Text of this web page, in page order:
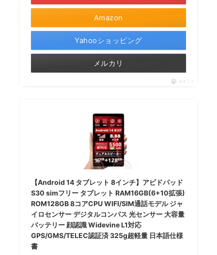
Amazon
Yahooショッピング
メルカリ
ポチップ
【Android 14 タブレット 8インチ】アビドパッド
S30 simフリー タブレット RAM16GB(6+10拡張)
ROM128GB 8コアCPU WIFI/SIM通話モデル ジャ
イロセンサー デジタルコンパス 光センサー 大容量
バッテリー 顔認識 Widevine L1対応
GPS/GMS/TELEC認証済 325g超軽量 日本語仕様
書